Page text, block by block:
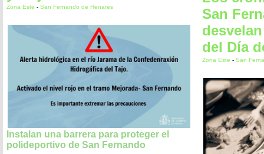
Zona Este - San Fernando de Henares
Instalan una barrera para proteger el
polideportivo de San Fernando
San
del Día
Zona Este - San